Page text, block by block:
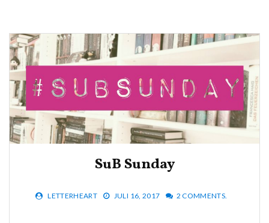
SuB Sunday
LETTERHEART JULI 16, 2017 2 COMMENTS.